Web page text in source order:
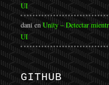
UI
danienUnity – Detectar
UI
GITHUB